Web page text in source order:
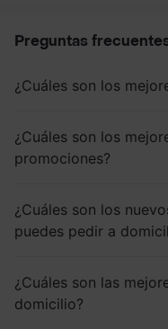
Preguntas
¿Cuáles son los
¿Cuáles son los
promociones?
¿Cuáles son los
puedes pedir a
¿Cuáles son las
domicilio?